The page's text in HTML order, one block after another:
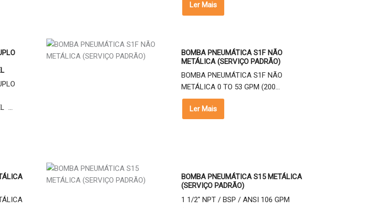
Ler Mais
...
BOMBA PNEUMÁTICA S1F NÃO
METÁLICA (SERVIÇO PADRÃO)
BOMBA PNEUMÁTICA S1F NÃO
METÁLICA 0 TO 53 GPM (200...
Ler Mais
BOMBA PNEUMÁTICA S15 METÁLICA
(SERVIÇO PADRÃO)
1 1/2" NPT / BSP / ANSI 106 GPM